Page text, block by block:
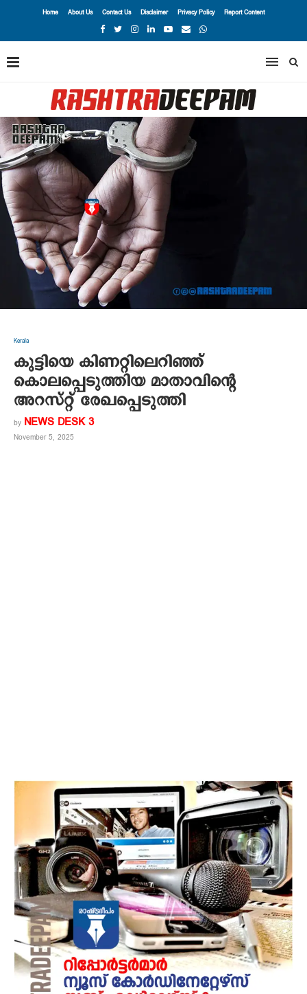
Home About Us Contact Us Disclaimer Privacy Policy Report Content
Kerala
കുട്ടിയെ കിണറ്റിലെറിഞ്ഞ്
കൊലപ്പെടുത്തിയ മാതാവിന്റെ
അറസ്റ്റ് രേഖപ്പെടുത്തി
by NEWS DESK 3
November 5, 2025